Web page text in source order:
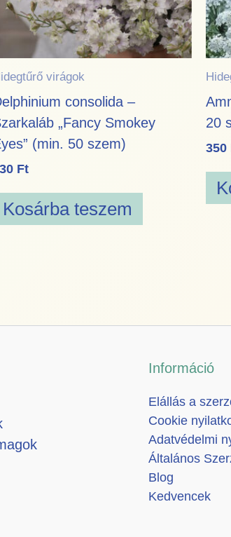
virágok
consolida –
„Fancy Smokey
(min. 50 szem)
Ft
Kosárba teszem
20
350
Információ
Elállás a
Cookie
Adatvédelmi
Általános
Blog
Kedvencek